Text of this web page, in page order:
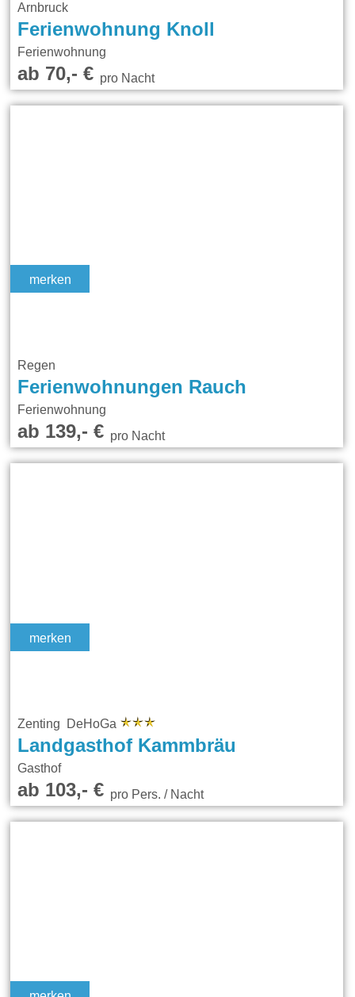
Arnbruck
Ferienwohnung Knoll
Ferienwohnung
ab 70,- €pro Nacht
merken
Regen
Ferienwohnungen Rauch
Ferienwohnung
ab 139,- €pro Nacht
merken
Zenting DeHoGa
Landgasthof Kammbräu
Gasthof
ab 103,- €pro Pers. / Nacht